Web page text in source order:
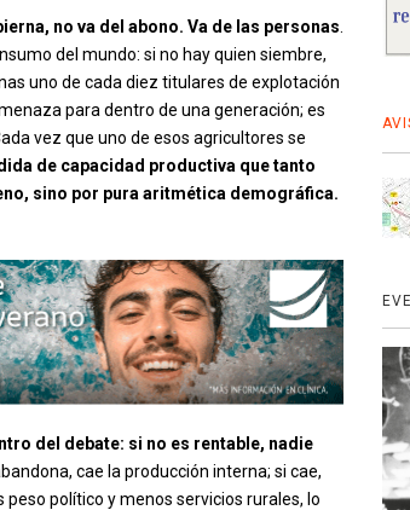
no va del abono. Va de las personas
del mundo: si no hay quien siembre,
uno de cada diez titulares de explotación
para dentro de una generación; es
vez que uno de esos agricultores se
de capacidad productiva que tanto
sino por pura aritmética demográfica.
del debate: si no es rentable, nadie
cae la producción interna; si cae,
político y menos servicios rurales, lo